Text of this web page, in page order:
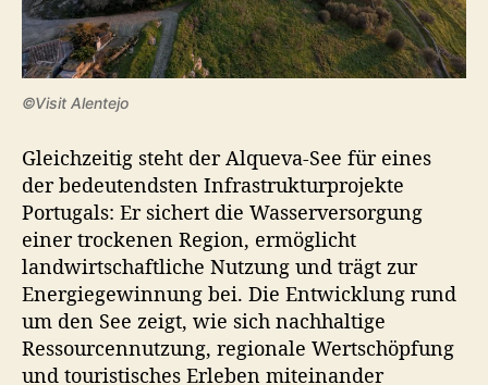
©Visit Alentejo
Gleichzeitig steht der Alqueva-See für eines
der bedeutendsten Infrastrukturprojekte
Portugals: Er sichert die Wasserversorgung
einer trockenen Region, ermöglicht
landwirtschaftliche Nutzung und trägt zur
Energiegewinnung bei. Die Entwicklung rund
um den See zeigt, wie sich nachhaltige
Ressourcennutzung, regionale Wertschöpfung
und touristisches Erleben miteinander